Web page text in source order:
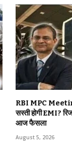
RBI MPC
सस्ती होगी EMI?
आज फैसला
August 5, 2026